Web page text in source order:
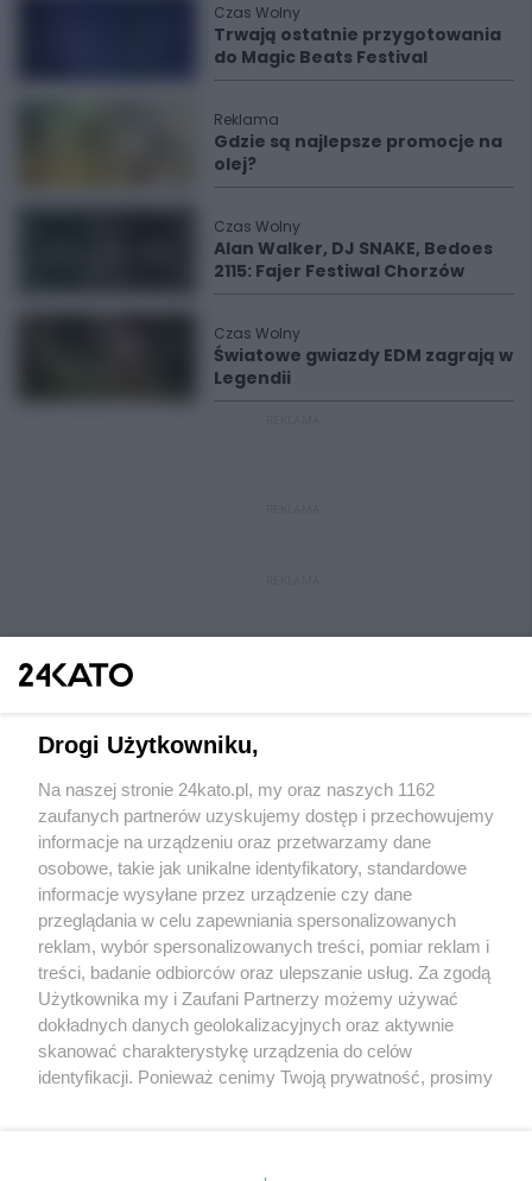
Czas Wolny
Trwają ostatnie przygotowania
do Magic Beats Festival
Reklama
Gdzie są najlepsze promocje na
olej?
Czas Wolny
Alan Walker, DJ SNAKE, Bedoes
2115: Fajer Festiwal Chorzów
Czas Wolny
Światowe gwiazdy EDM zagrają w
Legendii
Wydawca mediów lokalnych
Nie zapomnij
zapoznać się z:
polityką prywatności regulamin korzystania z portali
Twojemiasto
Piekary Śląskie
Chorzów
Tarnowskie Góry
Skontakuj sięz nami
Kontakt
Wydawca
Redakcja
Drogi Użytkowniku,
Na naszej stronie 24kato.pl, my oraz naszych 1162
zaufanych partnerów uzyskujemy dostęp i przechowujemy
informacje na urządzeniu oraz przetwarzamy dane
osobowe, takie jak unikalne identyfikatory, standardowe
informacje wysyłane przez urządzenie czy dane
przeglądania w celu zapewniania spersonalizowanych
reklam, wybór spersonalizowanych treści, pomiar reklam i
treści, badanie odbiorców oraz ulepszanie usług. Za zgodą
Użytkownika my i Zaufani Partnerzy możemy używać
dokładnych danych geolokalizacyjnych oraz aktywnie
skanować charakterystykę urządzenia do celów
identyfikacji. Ponieważ cenimy Twoją prywatność, prosimy